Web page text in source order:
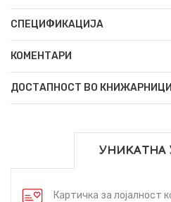
СПЕЦИФИКАЦИЈА
КОМЕНТАРИ
ДОСТАПНОСТ ВО
УНИКАТНА
Картичка за лојалност